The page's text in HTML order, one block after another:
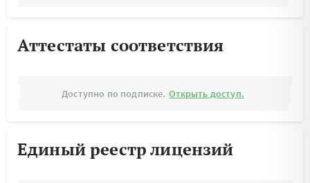
Аттестаты соответствия
Доступно по подписке. Открыть доступ.
Единый реестр лицензий